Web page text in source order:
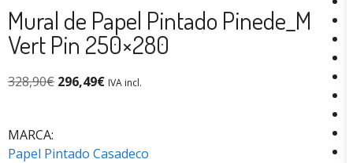
Mural de Papel Pintado Pinede_M
Vert Pin 250×280
328,90€ 296,49€ IVA incl.
MARCA:
Papel Pintado Casadeco